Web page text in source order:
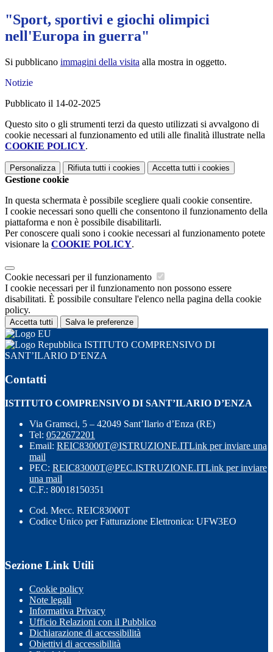
"Sport, sportivi e giochi olimpici
nell'Europa in guerra"
Si pubblicano immagini della visita alla mostra in oggetto.
Notizie
Pubblicato il 14-02-2025
Questo sito o gli strumenti terzi da questo utilizzati si avvalgono di
cookie necessari al funzionamento ed utili alle finalità illustrate nella
COOKIE POLICY.
Personalizza Rifiuta tutti i cookies Accetta tutti i cookies
Gestione cookie
In questa schermata è possibile scegliere quali cookie consentire.
I cookie necessari sono quelli che consentono il funzionamento della
piattaforma e non è possibile disabilitarli.
Per conoscere quali sono i cookie necessari al funzionamento potete
visionare la COOKIE POLICY.
Cookie necessari per il funzionamento
I cookie necessari per il funzionamento non possono essere
disabilitati. È possibile consultare l'elenco nella pagina della cookie
policy.
Accetta tutti Salva le preferenze
ISTITUTO COMPRENSIVO DI
SANT’ILARIO D’ENZA
Contatti
ISTITUTO COMPRENSIVO DI SANT’ILARIO D’ENZA
Via Gramsci, 5 – 42049 Sant’Ilario d’Enza (RE)
Tel: 0522672201
Email: REIC83000T@ISTRUZIONE.ITLink per inviare una
mail
PEC: REIC83000T@PEC.ISTRUZIONE.ITLink per inviare
una mail
C.F.: 80018150351
Cod. Mecc. REIC83000T
Codice Unico per Fatturazione Elettronica: UFW3EO
Sezione Link Utili
Cookie policy
Note legali
Informativa Privacy
Ufficio Relazioni con il Pubblico
Dichiarazione di accessibilità
Obiettivi di accessibilità